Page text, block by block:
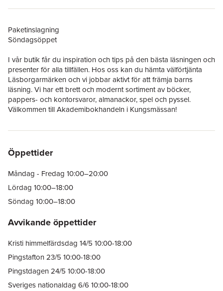
Paketinslagning
Söndagsöppet
I vår butik får du inspiration och tips på den bästa läsningen och
presenter för alla tillfällen. Hos oss kan du hämta välförtjänta
Läsborgarmärken och vi jobbar aktivt för att främja barns
läsning. Vi har ett brett och modernt sortiment av böcker,
pappers- och kontorsvaror, almanackor, spel och pyssel.
Välkommen till Akademibokhandeln i Kungsmässan!
Öppettider
Måndag - Fredag 10:00–20:00
Lördag 10:00–18:00
Söndag 10:00–18:00
Avvikande öppettider
Kristi himmelfärdsdag 14/5 10:00-18:00
Pingstafton 23/5 10:00-18:00
Pingstdagen 24/5 10:00-18:00
Sveriges nationaldag 6/6 10:00-18:00